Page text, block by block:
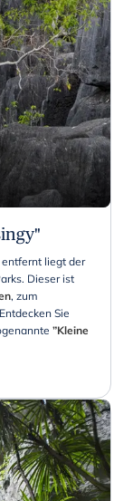
liegt der
Dieser ist
, zum
Sie
”Kleine